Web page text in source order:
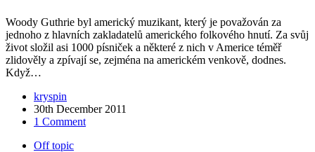
Woody Guthrie byl americký muzikant, který je považován za
jednoho z hlavních zakladatelů amerického folkového hnutí. Za svůj
život složil asi 1000 písniček a některé z nich v Americe téměř
zlidověly a zpívají se, zejména na americkém venkově, dodnes.
Když…
kryspin
30th December 2011
1 Comment
Off topic